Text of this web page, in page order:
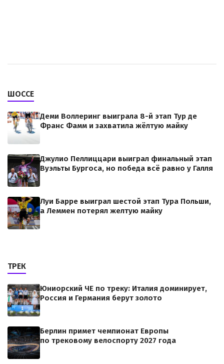
ШОССЕ
Деми Воллеринг выиграла 8-й этап Тур де
Франс Фамм и захватила жёлтую майку
Джулио Пеллиццари выиграл финальный этап
Вуэльты Бургоса, но победа всё равно у Галля
Луи Барре выиграл шестой этап Тура Польши,
а Леммен потерял желтую майку
ТРЕК
Юниорский ЧЕ по треку: Италия доминирует,
Россия и Германия берут золото
Берлин примет чемпионат Европы
по трековому велоспорту 2027 года